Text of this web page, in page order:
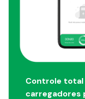
Controle total
carregadores